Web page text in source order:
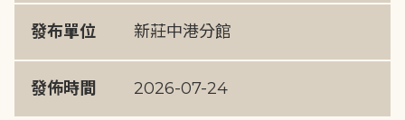
發布單位 新莊中港分館
發佈時間 2026-07-24